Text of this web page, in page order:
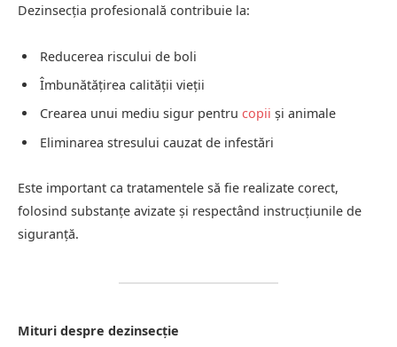
Dezinsecția profesională contribuie la:
Reducerea riscului de boli
Îmbunătățirea calității vieții
Crearea unui mediu sigur pentru copii și animale
Eliminarea stresului cauzat de infestări
Este important ca tratamentele să fie realizate corect,
folosind substanțe avizate și respectând instrucțiunile de
siguranță.
Mituri despre dezinsecție